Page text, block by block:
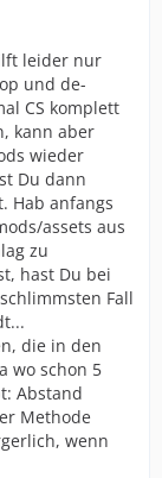
leider nur
und de-
CS komplett
kann aber
wieder
Du dann
Hab anfangs
assets aus
zu
hast Du bei
Fall
die in den
wo schon 5
Abstand
Methode
wenn